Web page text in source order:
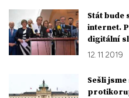
Stát bude
internet.
digitální
12. 11. 2019
Sešli